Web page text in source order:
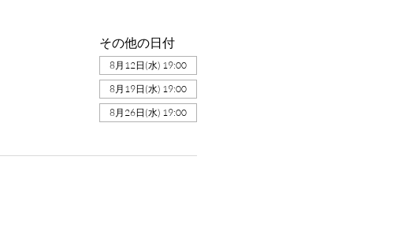
その他の日付
8月12日(水) 19:00
8月19日(水) 19:00
8月26日(水) 19:00